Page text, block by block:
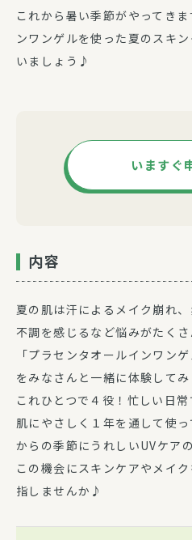
これから暑い季節がやってき
ンワンゲルを使った夏のスキ
いましょう♪
いますぐ
内容
夏の肌は汗によるメイク崩れ
不調を感じるなど悩みがたく
「プラセンタオールインワン
をみなさんと一緒に体験してみ
これひとつで４役！忙しい日
肌にやさしく１年を通して使
からの季節にうれしいUVケア
この機会にスキンケアやメイ
指しませんか♪